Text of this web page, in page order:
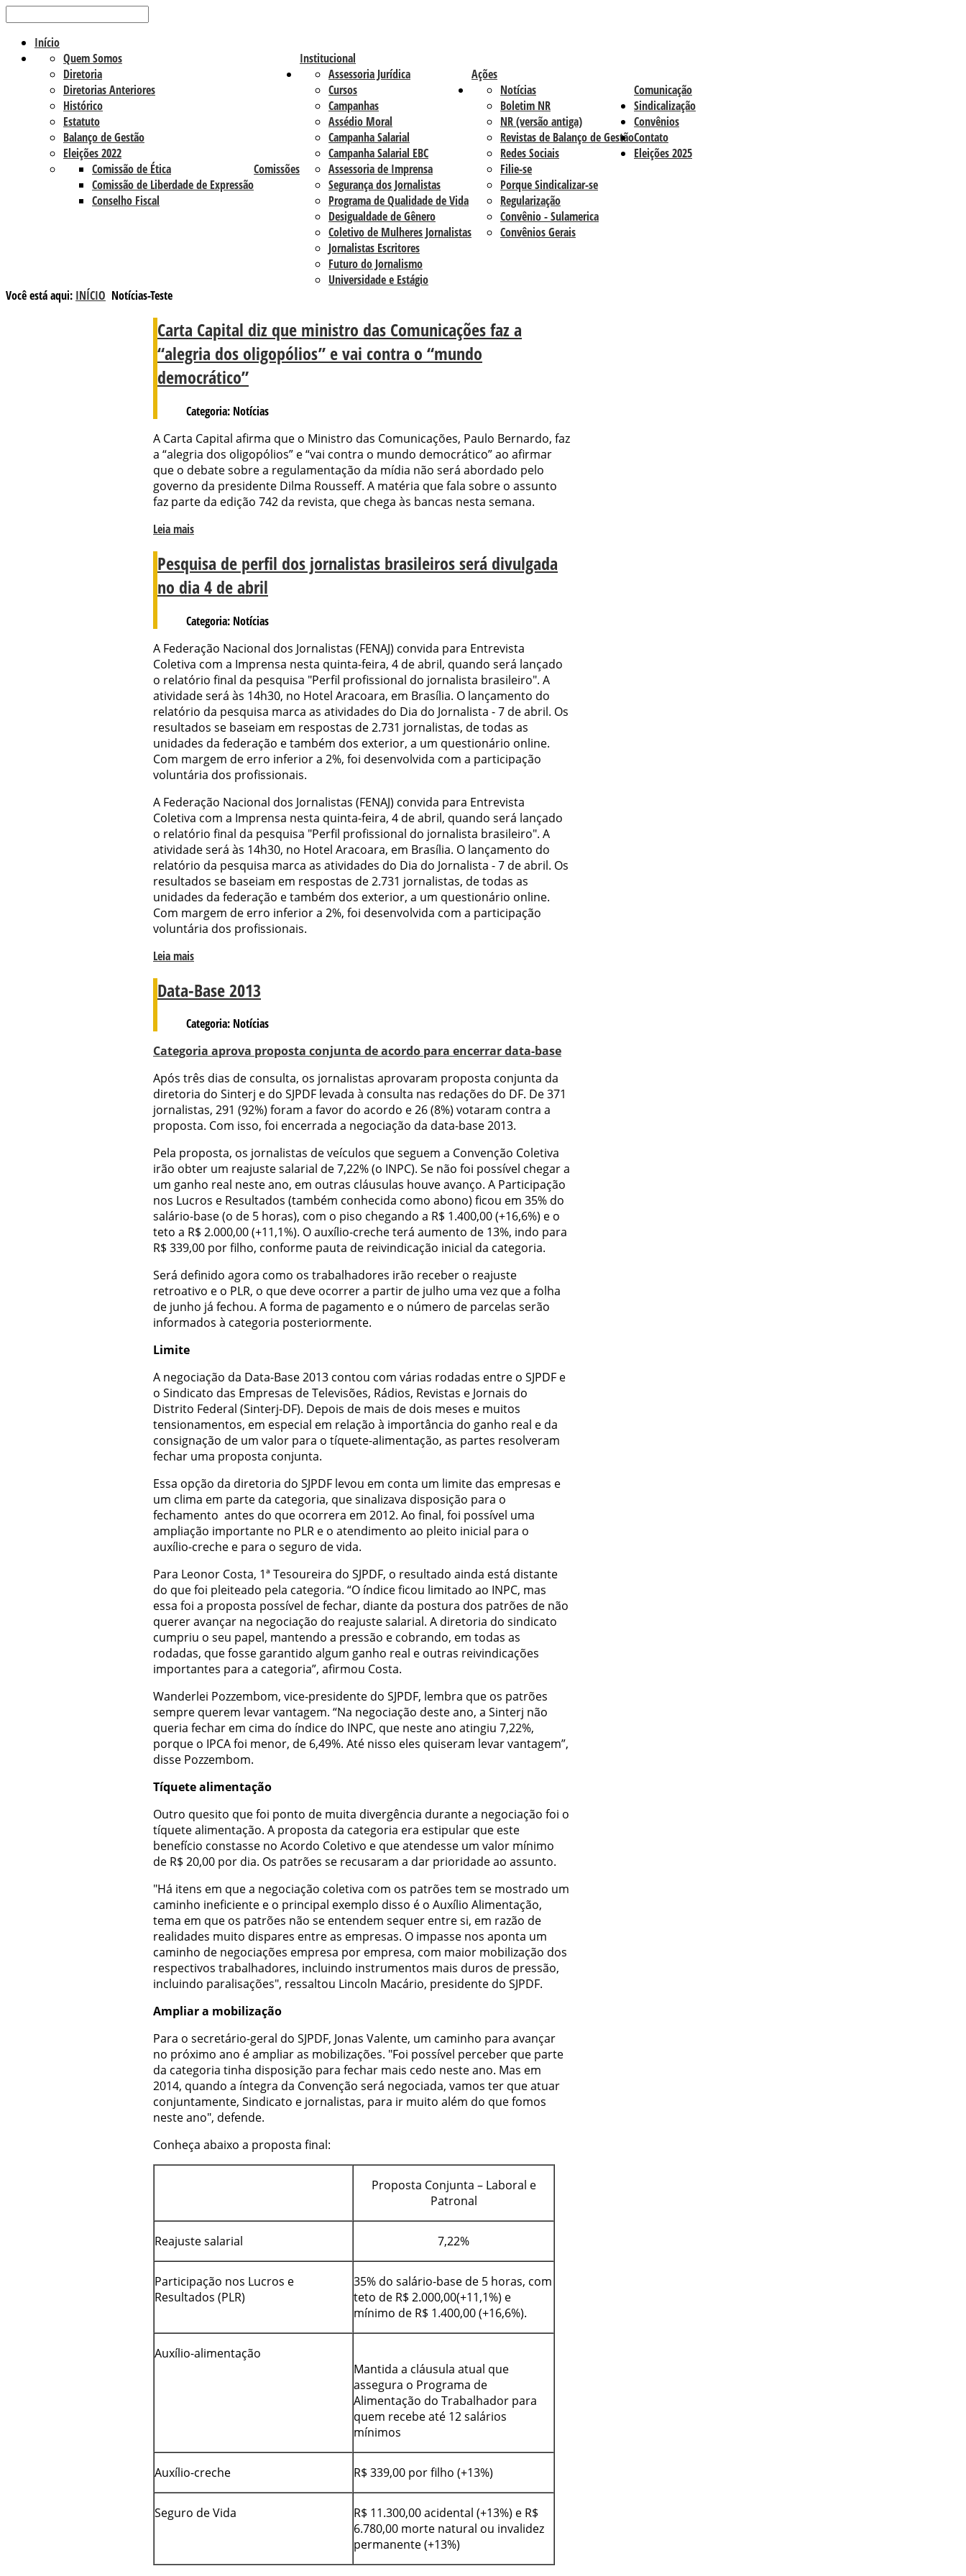
Início
Institucional
Quem Somos
Diretoria
Diretorias Anteriores
Histórico
Estatuto
Balanço de Gestão
Eleições 2022
Comissões
Comissão de Ética
Comissão de Liberdade de Expressão
Conselho Fiscal
Ações
Assessoria Jurídica
Cursos
Campanhas
Assédio Moral
Campanha Salarial
Campanha Salarial EBC
Assessoria de Imprensa
Segurança dos Jornalistas
Programa de Qualidade de Vida
Desigualdade de Gênero
Coletivo de Mulheres Jornalistas
Jornalistas Escritores
Futuro do Jornalismo
Universidade e Estágio
Comunicação
Notícias
Boletim NR
NR (versão antiga)
Revistas de Balanço de Gestão
Redes Sociais
Sindicalização
Filie-se
Porque Sindicalizar-se
Regularização
Convênios
Convênio - Sulamerica
Convênios Gerais
Contato
Eleições 2025
Você está aqui: INÍCIO Notícias-Teste
Carta Capital diz que ministro das Comunicações faz a
“alegria dos oligopólios” e vai contra o “mundo
democrático”
Categoria: Notícias
A Carta Capital afirma que o Ministro das Comunicações, Paulo Bernardo, faz
a “alegria dos oligopólios” e “vai contra o mundo democrático” ao afirmar
que o debate sobre a regulamentação da mídia não será abordado pelo
governo da presidente Dilma Rousseff. A matéria que fala sobre o assunto
faz parte da edição 742 da revista, que chega às bancas nesta semana.
Leia mais
Pesquisa de perfil dos jornalistas brasileiros será divulgada
no dia 4 de abril
Categoria: Notícias
A Federação Nacional dos Jornalistas (FENAJ) convida para Entrevista
Coletiva com a Imprensa nesta quinta-feira, 4 de abril, quando será lançado
o relatório final da pesquisa "Perfil profissional do jornalista brasileiro". A
atividade será às 14h30, no Hotel Aracoara, em Brasília. O lançamento do
relatório da pesquisa marca as atividades do Dia do Jornalista - 7 de abril. Os
resultados se baseiam em respostas de 2.731 jornalistas, de todas as
unidades da federação e também dos exterior, a um questionário online.
Com margem de erro inferior a 2%, foi desenvolvida com a participação
voluntária dos profissionais.
A Federação Nacional dos Jornalistas (FENAJ) convida para Entrevista
Coletiva com a Imprensa nesta quinta-feira, 4 de abril, quando será lançado
o relatório final da pesquisa "Perfil profissional do jornalista brasileiro". A
atividade será às 14h30, no Hotel Aracoara, em Brasília. O lançamento do
relatório da pesquisa marca as atividades do Dia do Jornalista - 7 de abril. Os
resultados se baseiam em respostas de 2.731 jornalistas, de todas as
unidades da federação e também dos exterior, a um questionário online.
Com margem de erro inferior a 2%, foi desenvolvida com a participação
voluntária dos profissionais.
Leia mais
Data-Base 2013
Categoria: Notícias
Categoria aprova proposta conjunta de acordo para encerrar data-base
Após três dias de consulta, os jornalistas aprovaram proposta conjunta da
diretoria do Sinterj e do SJPDF levada à consulta nas redações do DF. De 371
jornalistas, 291 (92%) foram a favor do acordo e 26 (8%) votaram contra a
proposta. Com isso, foi encerrada a negociação da data-base 2013.
Pela proposta, os jornalistas de veículos que seguem a Convenção Coletiva
irão obter um reajuste salarial de 7,22% (o INPC). Se não foi possível chegar a
um ganho real neste ano, em outras cláusulas houve avanço. A Participação
nos Lucros e Resultados (também conhecida como abono) ficou em 35% do
salário-base (o de 5 horas), com o piso chegando a R$ 1.400,00 (+16,6%) e o
teto a R$ 2.000,00 (+11,1%). O auxílio-creche terá aumento de 13%, indo para
R$ 339,00 por filho, conforme pauta de reivindicação inicial da categoria.
Será definido agora como os trabalhadores irão receber o reajuste
retroativo e o PLR, o que deve ocorrer a partir de julho uma vez que a folha
de junho já fechou. A forma de pagamento e o número de parcelas serão
informados à categoria posteriormente.
Limite
A negociação da Data-Base 2013 contou com várias rodadas entre o SJPDF e
o Sindicato das Empresas de Televisões, Rádios, Revistas e Jornais do
Distrito Federal (Sinterj-DF). Depois de mais de dois meses e muitos
tensionamentos, em especial em relação à importância do ganho real e da
consignação de um valor para o tíquete-alimentação, as partes resolveram
fechar uma proposta conjunta.
Essa opção da diretoria do SJPDF levou em conta um limite das empresas e
um clima em parte da categoria, que sinalizava disposição para o
fechamento antes do que ocorrera em 2012. Ao final, foi possível uma
ampliação importante no PLR e o atendimento ao pleito inicial para o
auxílio-creche e para o seguro de vida.
Para Leonor Costa, 1ª Tesoureira do SJPDF, o resultado ainda está distante
do que foi pleiteado pela categoria. “O índice ficou limitado ao INPC, mas
essa foi a proposta possível de fechar, diante da postura dos patrões de não
querer avançar na negociação do reajuste salarial. A diretoria do sindicato
cumpriu o seu papel, mantendo a pressão e cobrando, em todas as
rodadas, que fosse garantido algum ganho real e outras reivindicações
importantes para a categoria”, afirmou Costa.
Wanderlei Pozzembom, vice-presidente do SJPDF, lembra que os patrões
sempre querem levar vantagem. “Na negociação deste ano, a Sinterj não
queria fechar em cima do índice do INPC, que neste ano atingiu 7,22%,
porque o IPCA foi menor, de 6,49%. Até nisso eles quiseram levar vantagem”,
disse Pozzembom.
Tíquete alimentação
Outro quesito que foi ponto de muita divergência durante a negociação foi o
tíquete alimentação. A proposta da categoria era estipular que este
benefício constasse no Acordo Coletivo e que atendesse um valor mínimo
de R$ 20,00 por dia. Os patrões se recusaram a dar prioridade ao assunto.
"Há itens em que a negociação coletiva com os patrões tem se mostrado um
caminho ineficiente e o principal exemplo disso é o Auxílio Alimentação,
tema em que os patrões não se entendem sequer entre si, em razão de
realidades muito dispares entre as empresas. O impasse nos aponta um
caminho de negociações empresa por empresa, com maior mobilização dos
respectivos trabalhadores, incluindo instrumentos mais duros de pressão,
incluindo paralisações", ressaltou Lincoln Macário, presidente do SJPDF.
Ampliar a mobilização
Para o secretário-geral do SJPDF, Jonas Valente, um caminho para avançar
no próximo ano é ampliar as mobilizações. "Foi possível perceber que parte
da categoria tinha disposição para fechar mais cedo neste ano. Mas em
2014, quando a íntegra da Convenção será negociada, vamos ter que atuar
conjuntamente, Sindicato e jornalistas, para ir muito além do que fomos
neste ano", defende.
Conheça abaixo a proposta final:
Proposta Conjunta – Laboral e
Patronal
Reajuste salarial 7,22%
Participação nos Lucros e
Resultados (PLR)
35% do salário-base de 5 horas, com
teto de R$ 2.000,00(+11,1%) e
mínimo de R$ 1.400,00 (+16,6%).
Auxílio-alimentação
Mantida a cláusula atual que
assegura o Programa de
Alimentação do Trabalhador para
quem recebe até 12 salários
mínimos
Auxílio-creche R$ 339,00 por filho (+13%)
Seguro de Vida
R$ 11.300,00 acidental (+13%) e R$
6.780,00 morte natural ou invalidez
permanente (+13%)